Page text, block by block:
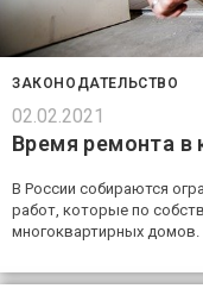
ЗАКОНОДАТЕЛЬСТВО
02.02.2021
Время ремонта в
В России собираются
работ, которые по
многоквартирных домов.